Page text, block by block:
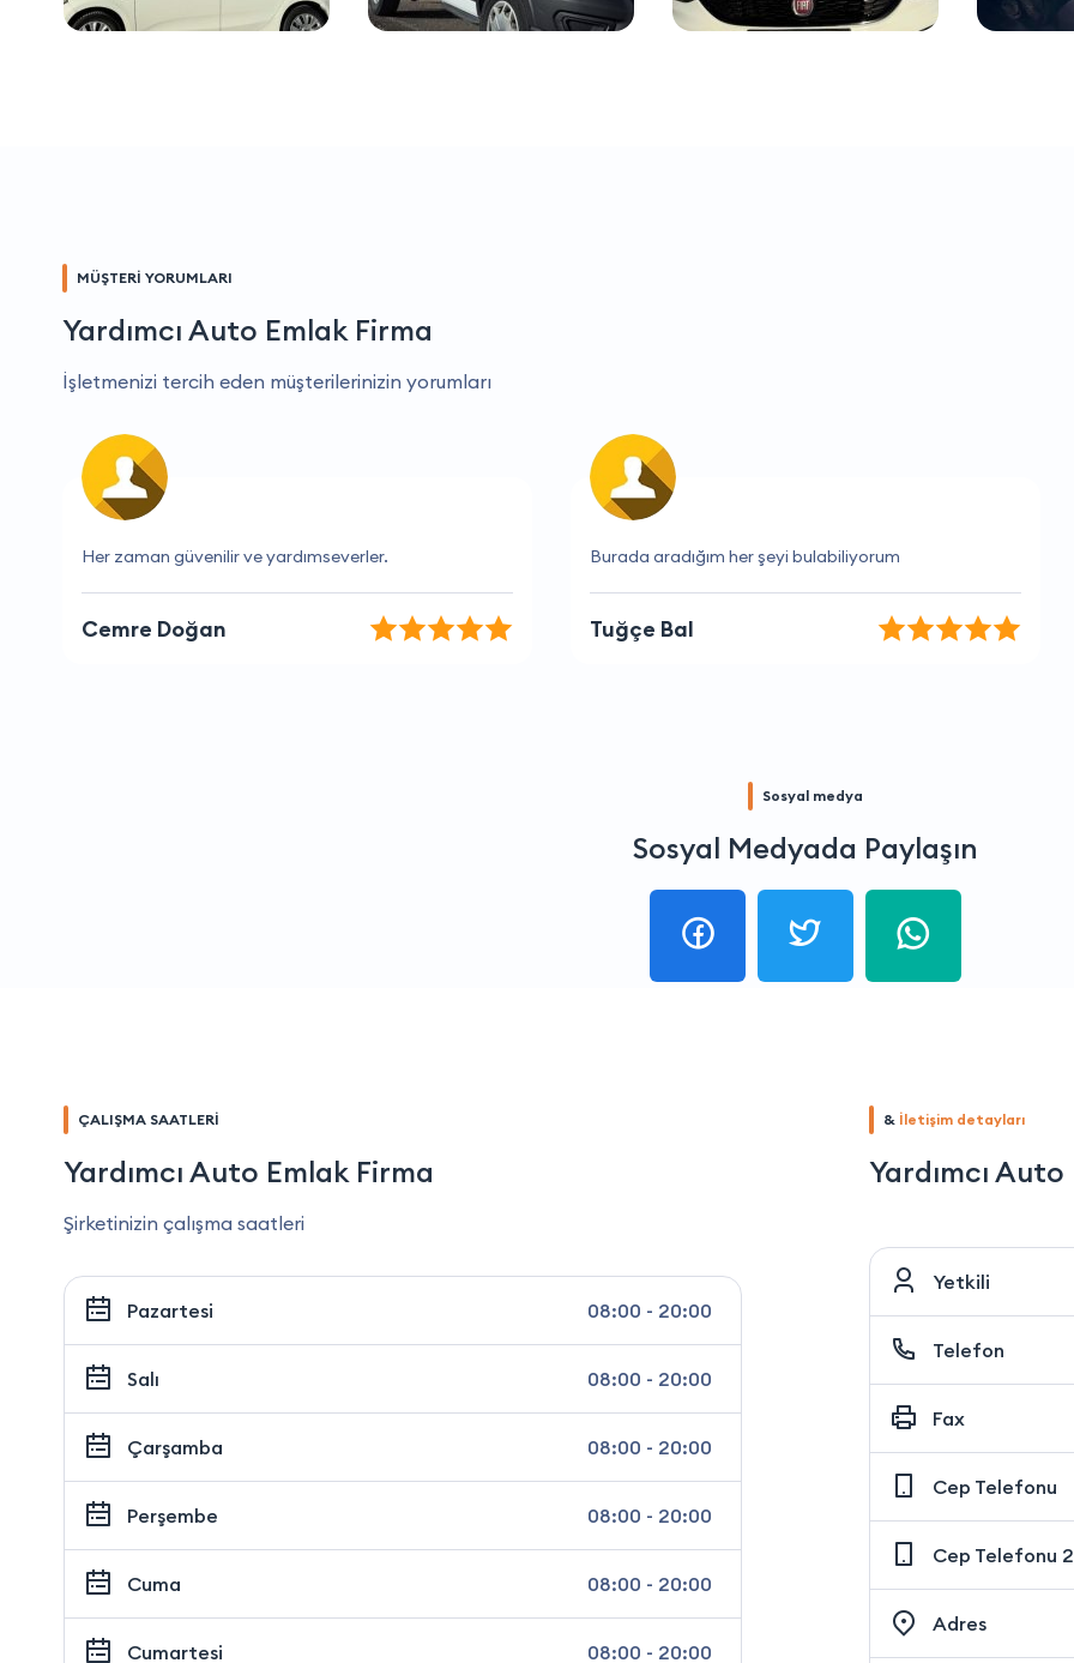
MÜŞTERİ YORUMLARI
Yardımcı Auto Emlak Firma
İşletmenizi tercih eden müşterilerinizin yorumları
Burada aradığım her şeyi bulabiliyorum
Tuğçe Bal
Çok iyi hizmet ve hızlı çözümler.
Elif Öztürk
Sosyal medya
Sosyal Medyada Paylaşın
ÇALIŞMA SAATLERİ
Yardımcı Auto Emlak Firma
Şirketinizin çalışma saatleri
Pazartesi 08:00 - 20:00
Salı 08:00 - 20:00
Çarşamba 08:00 - 20:00
Perşembe 08:00 - 20:00
Cuma 08:00 - 20:00
Cumartesi 08:00 - 20:00
& İletişim detayları
Yardımcı
Yetkili
Telefon
Fax
Cep Telefonu
Cep Telefonu 2
Adres